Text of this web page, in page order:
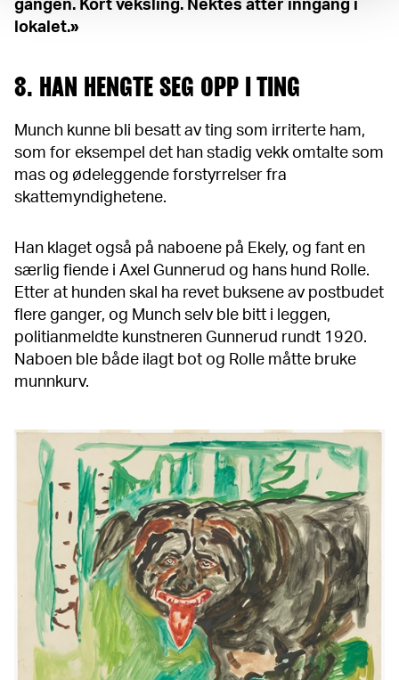
gangen. Kort veksling. Nektes atter inngang i
lokalet.»
8. HAN HENGTE SEG OPP I TING
Munch kunne bli besatt av ting som irriterte ham,
som for eksempel det han stadig vekk omtalte som
mas og ødeleggende forstyrrelser fra
skattemyndighetene.
Han klaget også på naboene på Ekely, og fant en
særlig fiende i Axel Gunnerud og hans hund Rolle.
Etter at hunden skal ha revet buksene av postbudet
flere ganger, og Munch selv ble bitt i leggen,
politianmeldte kunstneren Gunnerud rundt 1920.
Naboen ble både ilagt bot og Rolle måtte bruke
munnkurv.